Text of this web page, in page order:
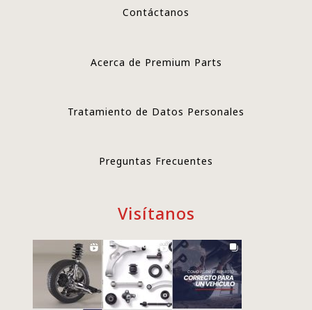
Contáctanos
Acerca de Premium Parts
Tratamiento de Datos Personales
Preguntas Frecuentes
Visítanos